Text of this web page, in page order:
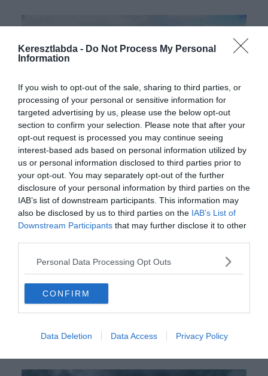
Keresztlabda - Do Not Process My Personal
Information
If you wish to opt-out of the sale, sharing to third parties, or
processing of your personal or sensitive information for
targeted advertising by us, please use the below opt-out
section to confirm your selection. Please note that after your
opt-out request is processed you may continue seeing
interest-based ads based on personal information utilized by
us or personal information disclosed to third parties prior to
your opt-out. You may separately opt-out of the further
disclosure of your personal information by third parties on the
IAB’s list of downstream participants. This information may
also be disclosed by us to third parties on the IAB’s List of
Downstream Participants that may further disclose it to other
Personal Data Processing Opt Outs
CONFIRM
Data Deletion Data Access Privacy Policy
NAPI ÉRDEKESSÉGEK TÉNYEK
2021.12.21.
Egy emlékezetes háború,
amelyből többen tértek haza,
mint ahányan elindultak – napi
érdekesség
A törpeországnak is elkeresztelt Liechtenstein – Svájc és Ausztria
határán – egészen pontosan a Rajna-völgyében fekszik. A
hegyvonulatok lábainál megbújt